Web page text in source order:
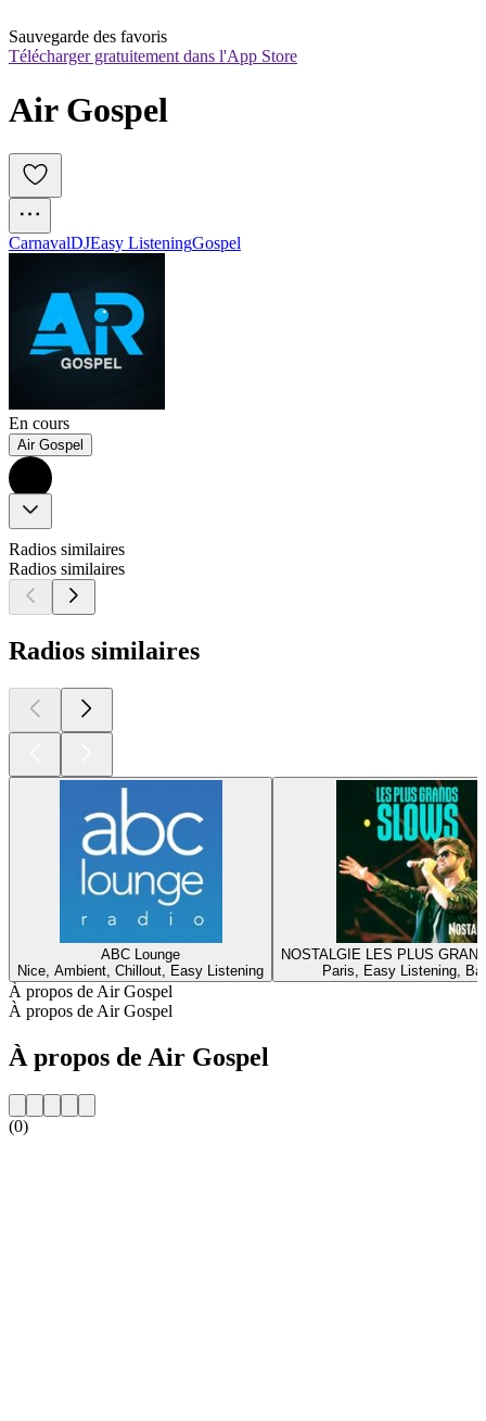
Sauvegarde des favoris
Télécharger gratuitement dans l'App Store
Air Gospel
CarnavalDJEasy ListeningGospel
En cours
Air Gospel
Radios similaires
Radios similaires
Radios similaires
ABC Lounge
Nice, Ambient, Chillout, Easy Listening
NOSTALGIE LES PLUS
Paris, Easy Listening,
À propos de Air Gospel
À propos de Air Gospel
À propos de Air Gospel
(0)